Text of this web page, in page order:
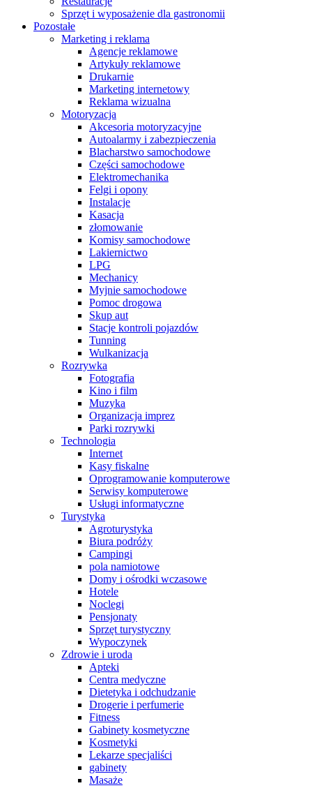
Sprzęt i wyposażenie dla gastronomii
Pozostałe
Marketing i reklama
Agencje reklamowe
Artykuły reklamowe
Drukarnie
Marketing internetowy
Reklama wizualna
Motoryzacja
Akcesoria motoryzacyjne
Autoalarmy i zabezpieczenia
Blacharstwo samochodowe
Części samochodowe
Elektromechanika
Felgi i opony
Instalacje
Kasacja
złomowanie
Komisy samochodowe
Lakiernictwo
LPG
Mechanicy
Myjnie samochodowe
Pomoc drogowa
Skup aut
Stacje kontroli pojazdów
Tunning
Wulkanizacja
Rozrywka
Fotografia
Kino i film
Muzyka
Organizacja imprez
Parki rozrywki
Technologia
Internet
Kasy fiskalne
Oprogramowanie komputerowe
Serwisy komputerowe
Usługi informatyczne
Turystyka
Agroturystyka
Biura podróży
Campingi
pola namiotowe
Domy i ośrodki wczasowe
Hotele
Noclegi
Pensjonaty
Sprzęt turystyczny
Wypoczynek
Zdrowie i uroda
Apteki
Centra medyczne
Dietetyka i odchudzanie
Drogerie i perfumerie
Fitness
Gabinety kosmetyczne
Kosmetyki
Lekarze specjaliści
gabinety
Masaże